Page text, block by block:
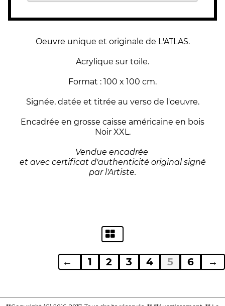
Oeuvre unique et originale de L'ATLAS.
Acrylique sur toile.
Format : 100 x 100 cm.
Signée, datée et titrée au verso de l'oeuvre.
Encadrée en grosse caisse américaine en bois
Noir XXL.
Vendue encadrée
et avec certificat d'authenticité original signé
par l'Artiste.
← 1 2 3 4 5 6 →